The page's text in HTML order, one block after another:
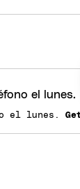
el lunes.